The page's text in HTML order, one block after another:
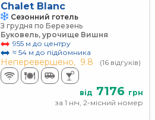
Chalet Blanc
Сезонний готель
З грудня по Березень
Буковель, урочище Вишня
955 м до центру
≈ 54 м до підйомника
Неперевершено, 9.8 (16 відгуків)
від 7176 грн
за 1 ніч, 2-місний номер